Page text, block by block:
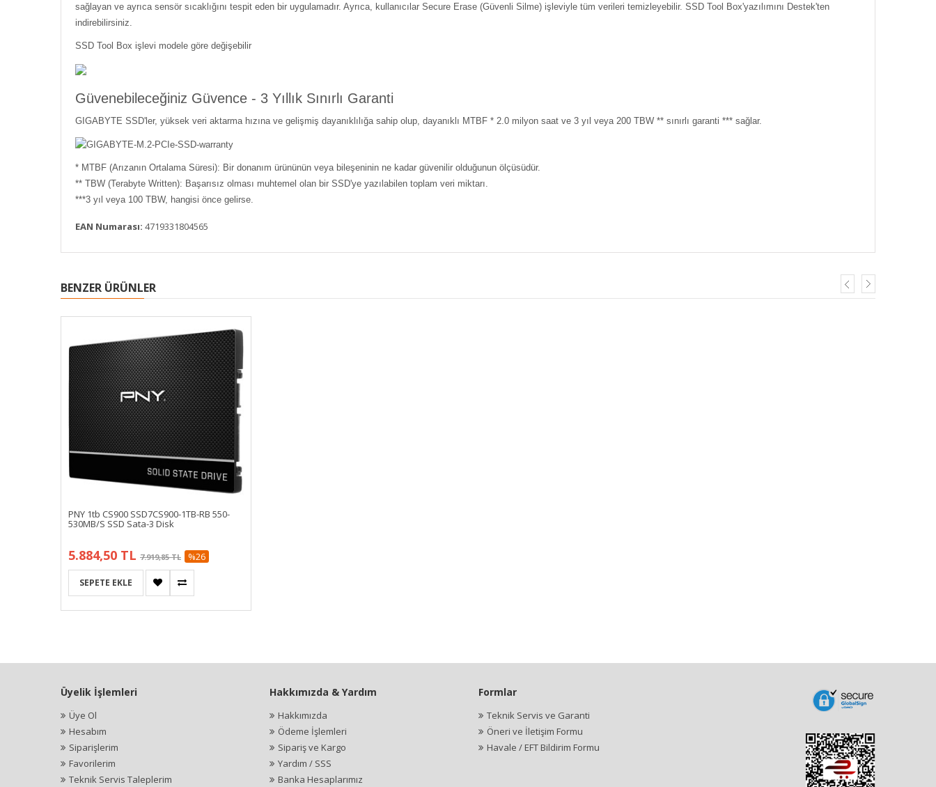
sağlayan ve ayrıca sensör sıcaklığını tespit eden bir uygulamadır. Ayrıca, kullanıcılar Secure Erase (Güvenli Silme) işleviyle tüm verileri temizleyebilir. SSD Tool Box'yazılımını Destek'ten
indirebilirsiniz.
SSD Tool Box işlevi modele göre değişebilir
Güvenebileceğiniz Güvence - 3 Yıllık Sınırlı Garanti
GIGABYTE SSD'ler, yüksek veri aktarma hızına ve gelişmiş dayanıklılığa sahip olup, dayanıklı MTBF * 2.0 milyon saat ve 3 yıl veya 200 TBW ** sınırlı garanti *** sağlar.
* MTBF (Arızanın Ortalama Süresi): Bir donanım ürününün veya bileşeninin ne kadar güvenilir olduğunun ölçüsüdür.
** TBW (Terabyte Written): Başarısız olması muhtemel olan bir SSD'ye yazılabilen toplam veri miktarı.
***3 yıl veya 100 TBW, hangisi önce gelirse.
EAN Numarası: 4719331804565
BENZER ÜRÜNLER
PNY 1tb CS900 SSD7CS900-1TB-RB 550-
530MB/S SSD Sata-3 Disk
5.884,50 TL 7.919,85 TL %26
Üyelik İşlemleri
Üye Ol
Hesabım
Siparişlerim
Favorilerim
Teknik Servis Taleplerim
Hakkımızda & Yardım
Hakkımızda
Ödeme İşlemleri
Sipariş ve Kargo
Yardım / SSS
Banka Hesaplarımız
Formlar
Teknik Servis ve Garanti
Öneri ve İletişim Formu
Havale / EFT Bildirim Formu